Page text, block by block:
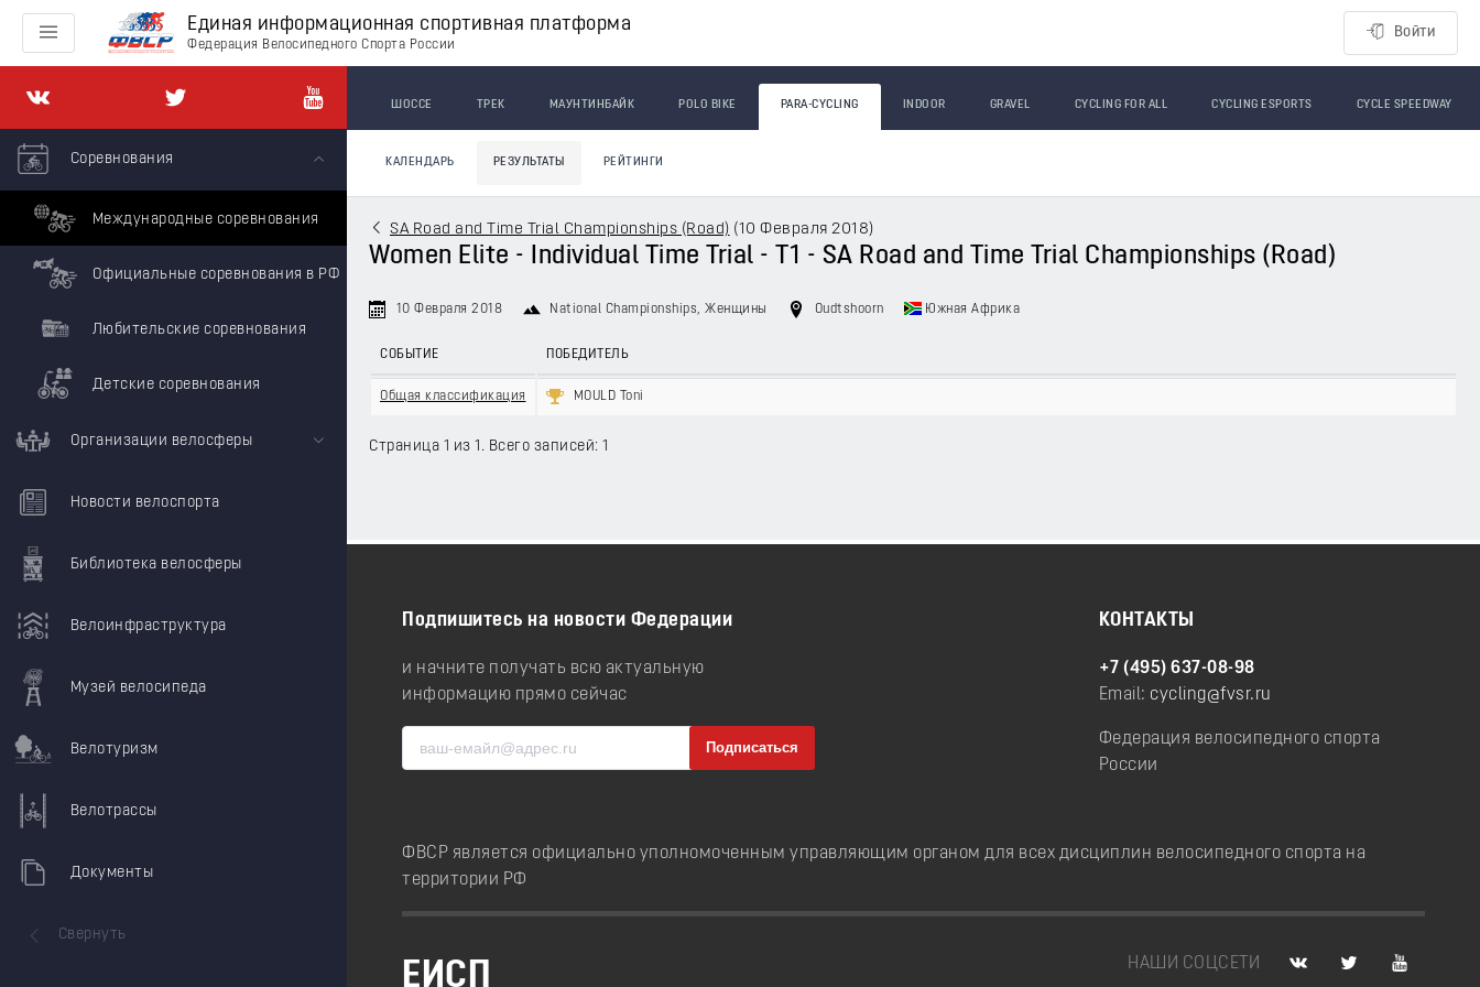
Единая информационная спортивная платформа
Федерация Велосипедного Спорта России
Войти
Соревнования
Международные соревнования
Официальные соревнования в РФ
Любительские соревнования
Детские соревнования
Организации велосферы
Новости велоспорта
Библиотека велосферы
Велоинфраструктура
Музей велосипеда
Велотуризм
Велотрассы
Документы
Свернуть
ШОССЕ ТРЕК МАУНТИНБАЙК POLO BIKE PARA-CYCLING INDOOR GRAVEL CYCLING FOR ALL CYCLING ESPORTS CYCLE SPEEDWAY
КАЛЕНДАРЬ РЕЗУЛЬТАТЫ РЕЙТИНГИ
SA Road and Time Trial Championships (Road) (10 Февраля 2018)
Women Elite - Individual Time Trial - T1 - SA Road and Time Trial Championships (Road)
10 Февраля 2018 National Championships, Женщины Oudtshoorn Южная Африка
СОБЫТИЕ ПОБЕДИТЕЛЬ
Общая классификация MOULD Toni
Страница 1 из 1. Всего записей: 1
Подпишитесь на новости Федерации
и начните получать всю актуальную
информацию прямо сейчас
КОНТАКТЫ
+7 (495) 637-08-98
Email: cycling@fvsr.ru
Федерация велосипедного спорта
России
ФВСР является официально уполномоченным управляющим органом для всех дисциплин велосипедного спорта на
территории РФ
НАШИ СОЦСЕТИ
ЕИСП